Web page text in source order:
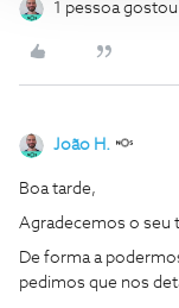
1 pessoa gostou
João H.
Boa tarde,
Agradecemos o seu
De forma a
pedimos que nos